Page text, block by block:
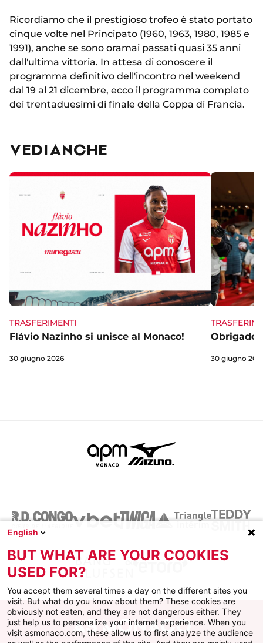
Ricordiamo che il prestigioso trofeo è stato portato
cinque volte nel Principato (1960, 1963, 1980, 1985 e
1991), anche se sono oramai passati quasi 35 anni
dall'ultima vittoria. In attesa di conoscere il
programma definitivo dell'incontro nel weekend
dal 19 al 21 dicembre, ecco il programma completo
dei trentaduesimi di finale della Coppa di Francia.
VEDI ANCHE
TRASFERIMENTI
Flávio Nazinho si unisce al Monaco!
30 giugno 2026
Obrigado
30 giugno
English
BUT WHAT ARE YOUR COOKIES
USED FOR?
You accept them several times a day on the different sites you
visit. But what do you know about them? These cookies are
obviously not eaten, and they are not dangerous either. They
just help us to personalize your internet experience. When you
visit asmonaco.com, these allow us to first analyze the audience